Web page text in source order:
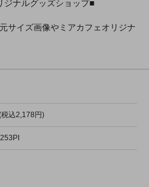
ジナルグッズショップ■
サイズ画像やミアカフェオリジナ
込2,178円)